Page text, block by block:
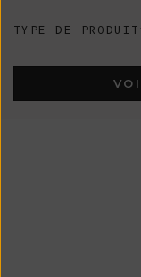
TYPE DE PRODUIT